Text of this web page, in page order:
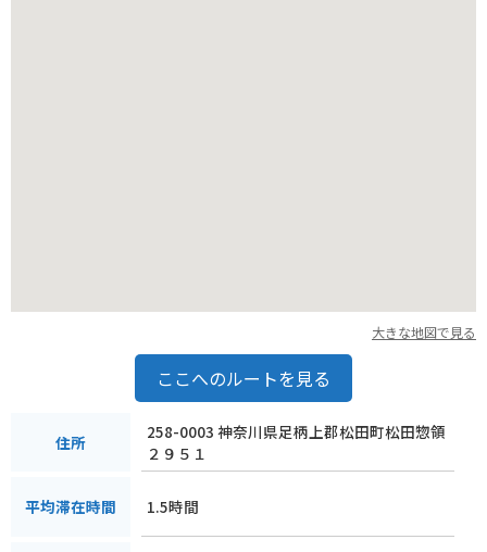
大きな地図で見る
ここへのルートを見る
住所
258-0003 神奈川県足柄上郡松田町松田惣領
２９５１
平均滞在時間 1.5時間